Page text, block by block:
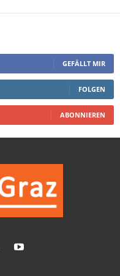
GEFÄLLT MIR
FOLGEN
ABONNIEREN